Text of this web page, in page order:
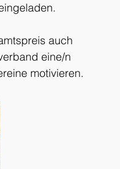
auch
eine/n
motivieren.